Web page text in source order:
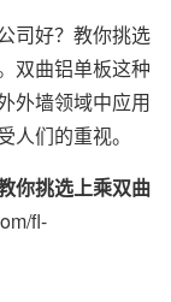
司好？教你挑选
双曲铝单板这种
外墙领域中应用
们的重视。
你挑选上乘双曲
fl-